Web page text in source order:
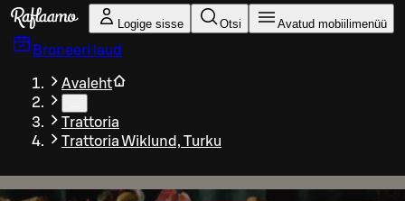
Liigu peamise sisu juurde
Logige sisse Otsi Avatud mobiilimenüü
Broneeri laud
Avaleht
Trattoria
Trattoria Wiklund, Turku